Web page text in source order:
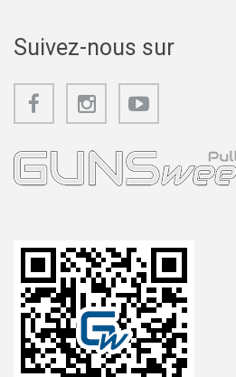
Suivez-nous sur